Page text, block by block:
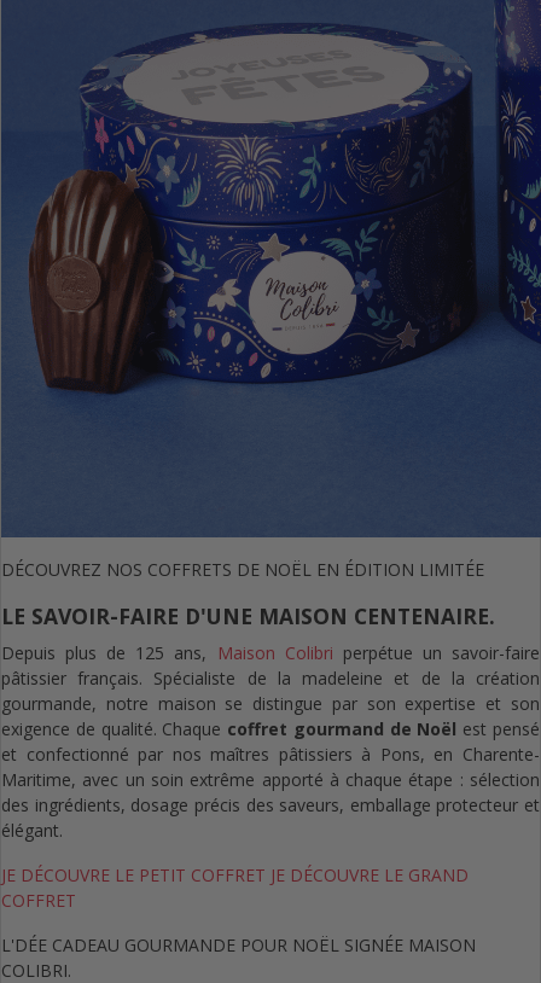
DÉCOUVREZ NOS COFFRETS DE NOËL EN ÉDITION LIMITÉE
LE SAVOIR-FAIRE D'UNE MAISON CENTENAIRE.
Depuis plus de 125 ans, Maison Colibri perpétue un savoir-faire
pâtissier français. Spécialiste de la madeleine et de la création
gourmande, notre maison se distingue par son expertise et son
exigence de qualité. Chaque coffret gourmand de Noël est pensé
et confectionné par nos maîtres pâtissiers à Pons, en Charente-
Maritime, avec un soin extrême apporté à chaque étape : sélection
des ingrédients, dosage précis des saveurs, emballage protecteur et
élégant.
JE DÉCOUVRE LE PETIT COFFRET JE DÉCOUVRE LE GRAND
COFFRET
L'DÉE CADEAU GOURMANDE POUR NOËL SIGNÉE MAISON
COLIBRI.